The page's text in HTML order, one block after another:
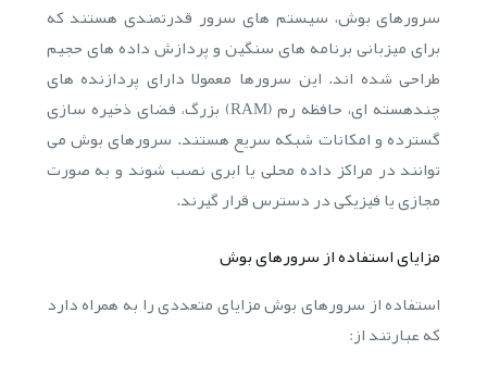
سرورهای بوش، سیستم های سرور قدرتمندی هستند که
برای میزبانی برنامه های سنگین و پردازش داده های حجیم
طراحی شده اند. این سرورها معمولا دارای پردازنده های
چندهسته ای، حافظه رم (RAM) بزرگ، فضای ذخیره سازی
گسترده و امکانات شبکه سریع هستند. سرورهای بوش می
توانند در مراکز داده محلی یا ابری نصب شوند و به صورت
مجازی یا فیزیکی در دسترس قرار گیرند.
مزایای استفاده از سرورهای بوش
استفاده از سرورهای بوش مزایای متعددی را به همراه دارد
که عبارتند از: